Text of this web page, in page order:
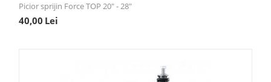
Picior sprijin Force TOP 20" - 28"
40,00 Lei